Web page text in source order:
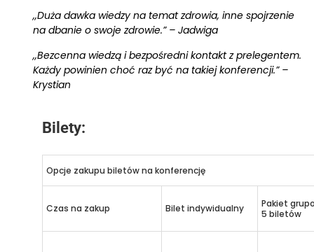
,,Duża dawka wiedzy na temat zdrowia, inne spojrzenie
na dbanie o swoje zdrowie.” – Jadwiga
,,Bezcenna wiedzą i bezpośredni kontakt z prelegentem.
Każdy powinien choć raz być na takiej konferencji.” –
Krystian
Bilety:
Opcje zakupu biletów na konferencję
Czas na zakup Bilet indywidualny
Pakiet
5 biletów